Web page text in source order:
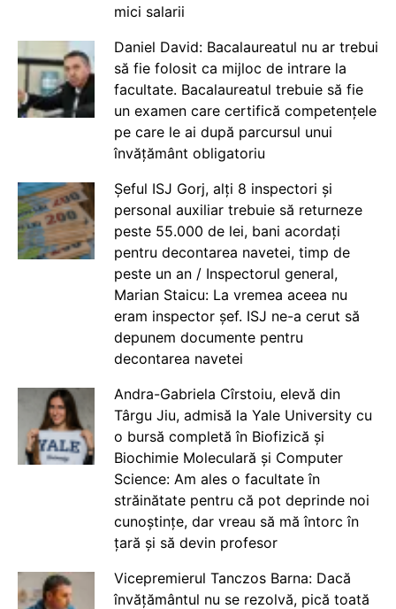
mici salarii
Daniel David: Bacalaureatul nu ar trebui
să fie folosit ca mijloc de intrare la
facultate. Bacalaureatul trebuie să fie
un examen care certifică competențele
pe care le ai după parcursul unui
învățământ obligatoriu
Șeful ISJ Gorj, alți 8 inspectori și
personal auxiliar trebuie să returneze
peste 55.000 de lei, bani acordați
pentru decontarea navetei, timp de
peste un an / Inspectorul general,
Marian Staicu: La vremea aceea nu
eram inspector șef. ISJ ne-a cerut să
depunem documente pentru
decontarea navetei
Andra-Gabriela Cîrstoiu, elevă din
Târgu Jiu, admisă la Yale University cu
o bursă completă în Biofizică și
Biochimie Moleculară și Computer
Science: Am ales o facultate în
străinătate pentru că pot deprinde noi
cunoștințe, dar vreau să mă întorc în
țară și să devin profesor
Vicepremierul Tanczos Barna: Dacă
învățământul nu se rezolvă, pică toată